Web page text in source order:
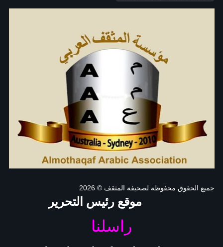
جميع الحقوق محفوظة لصحيفة المثقف© 2026
موقع رئيس التحرير
راسلنا